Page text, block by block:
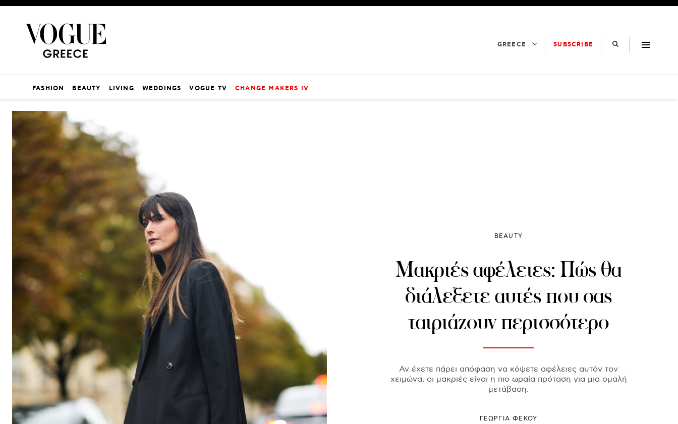
GREECE SUBSCRIBE
FASHION BEAUTY LIVING WEDDINGS VOGUE TV CHANGE MAKERS IV
BEAUTY
Μακριές αφέλειες: Πώς θα
διάλεξετε αυτές που σας
ταιριάζουν περισσότερο
Αν έχετε πάρει απόφαση να κόψετε αφέλειες αυτόν τον
χειμώνα, οι μακριές είναι η πιο ωραία πρόταση για μια ομαλή
μετάβαση.
ΓΕΩΡΓΙΑ ΦΕΚΟΥ